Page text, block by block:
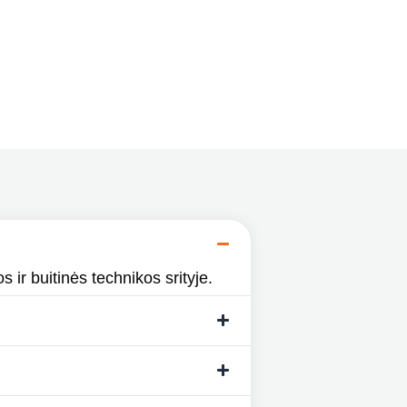
ir buitinės technikos srityje.